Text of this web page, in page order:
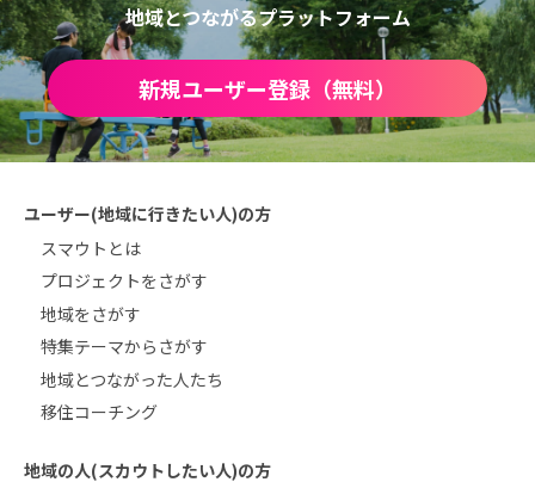
地域とつながるプラットフォーム
新規ユーザー登録（無料）
ユーザー(地域に行きたい人)の方
スマウトとは
プロジェクトをさがす
地域をさがす
特集テーマからさがす
地域とつながった人たち
移住コーチング
地域の人(スカウトしたい人)の方